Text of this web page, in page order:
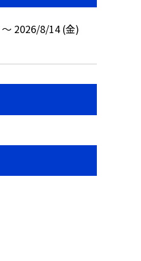
2026/8/14 (金)